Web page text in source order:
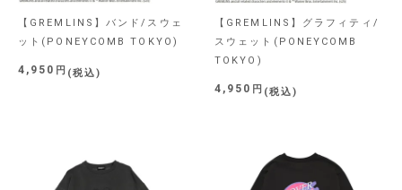
【GREMLINS】バンド/スウェ
ット(PONEYCOMB TOKYO)
4,950 税込
【GREMLINS】グラフィティ/
スウェット(PONEYCOMB
TOKYO)
4,950 税込